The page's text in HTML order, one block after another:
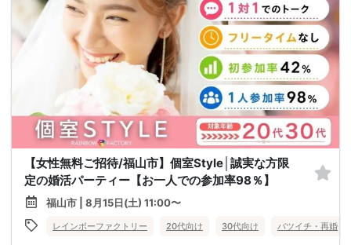
【女性無料ご招待/福山市】個室Style│誠実な方限
定の婚活パーティー【お一人での参加率98％】
福山市 | 8月15日(土) 11:00〜
レインボーファクトリー 20代向け 30代向け バツイチ・再婚